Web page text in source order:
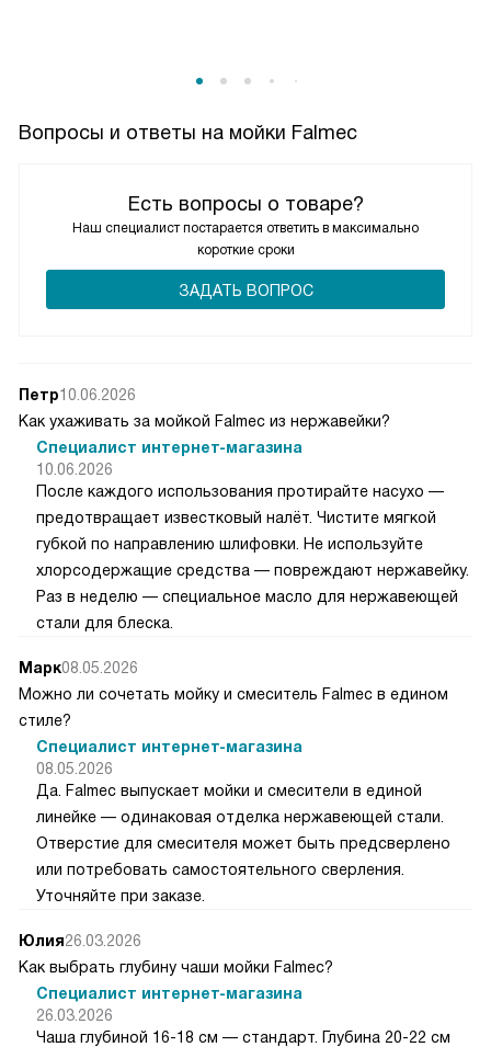
средством, иногда — содой. Сталь не капризничает,
эффектов, которое просто делает работу и не отвлекает.
Вопросы и ответы на мойки Falmec
Есть вопросы о товаре?
Наш специалист постарается ответить в максимально
короткие сроки
ЗАДАТЬ ВОПРОС
Петр10.06.2026
Как ухаживать за мойкой Falmec из нержавейки?
Специалист интернет-магазина
10.06.2026
После каждого использования протирайте насухо —
предотвращает известковый налёт. Чистите мягкой
губкой по направлению шлифовки. Не используйте
хлорсодержащие средства — повреждают нержавейку.
Раз в неделю — специальное масло для нержавеющей
стали для блеска.
Марк08.05.2026
Можно ли сочетать мойку и смеситель Falmec в едином
стиле?
Специалист интернет-магазина
08.05.2026
Да. Falmec выпускает мойки и смесители в единой
линейке — одинаковая отделка нержавеющей стали.
Отверстие для смесителя может быть предсверлено
или потребовать самостоятельного сверления.
Уточняйте при заказе.
Юлия26.03.2026
Как выбрать глубину чаши мойки Falmec?
Специалист интернет-магазина
26.03.2026
Чаша глубиной 16-18 см — стандарт. Глубина 20-22 см